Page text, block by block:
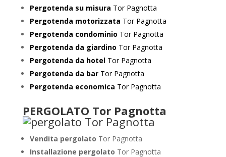
Pergotenda su misura Tor Pagnotta
Pergotenda motorizzata Tor Pagnotta
Pergotenda condominio Tor Pagnotta
Pergotenda da giardino Tor Pagnotta
Pergotenda da hotelTor Pagnotta
Pergotenda da barTor Pagnotta
Pergotenda economica Tor Pagnotta
PERGOLATO Tor Pagnotta
Vendita pergolato Tor Pagnotta
Installazione pergolato Tor Pagnotta